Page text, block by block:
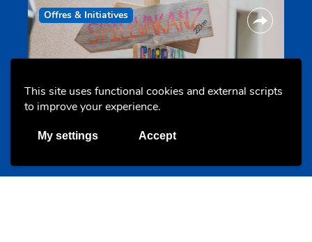
This site uses functional cookies and external scripts
to improve your experience.
My settings Accept
Offres & Initiatives
Camps et colonies
colonies.lu